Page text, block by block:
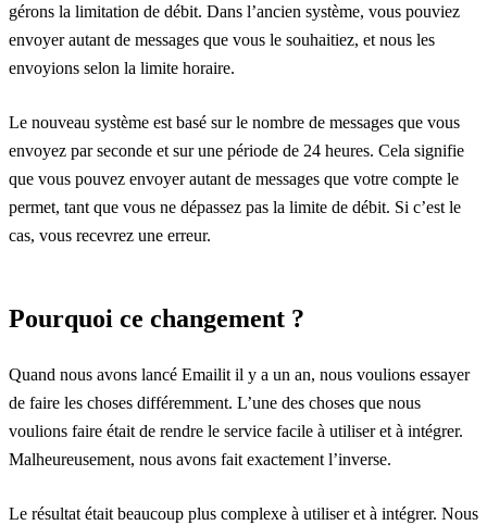
gérons la limitation de débit. Dans l’ancien système, vous pouviez
envoyer autant de messages que vous le souhaitiez, et nous les
envoyions selon la limite horaire.
Le nouveau système est basé sur le nombre de messages que vous
envoyez par seconde et sur une période de 24 heures. Cela signifie
que vous pouvez envoyer autant de messages que votre compte le
permet, tant que vous ne dépassez pas la limite de débit. Si c’est le
cas, vous recevrez une erreur.
Pourquoi ce changement ?
Quand nous avons lancé Emailit il y a un an, nous voulions essayer
de faire les choses différemment. L’une des choses que nous
voulions faire était de rendre le service facile à utiliser et à intégrer.
Malheureusement, nous avons fait exactement l’inverse.
Le résultat était beaucoup plus complexe à utiliser et à intégrer. Nous